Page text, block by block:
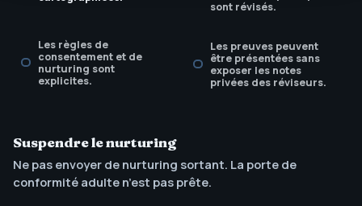
sont révisés.
Les règles de
consentement et de
nurturing sont
explicites.
Les preuves peuvent
être présentées sans
exposer les notes
privées des réviseurs.
Suspendre le nurturing
Ne pas envoyer de nurturing sortant. La porte de
conformité adulte n’est pas prête.